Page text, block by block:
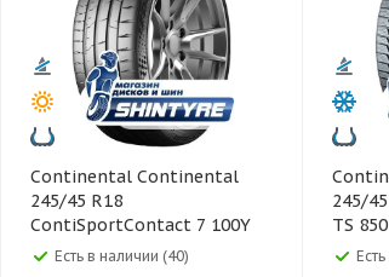
Continental Continental
245/45 R18
ContiSportContact 7 100Y
Есть в наличии (40)
Continental
245/
TS